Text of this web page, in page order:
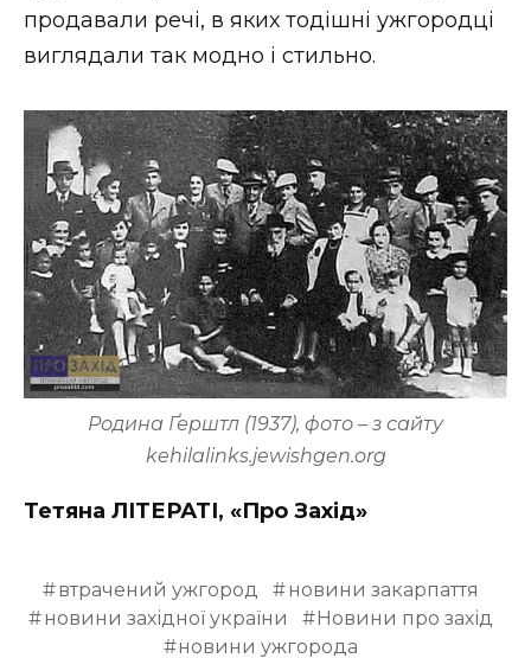
продавали речі, в яких тодішні ужгородці
виглядали так модно і стильно.
Родина Ґерштл (1937), фото – з сайту
kehilalinks.jewishgen.org
Тетяна ЛІТЕРАТІ, «Про Захід»
втрачений ужгород
новини закарпаття
новини західної україни
Новини про захід
новини ужгорода